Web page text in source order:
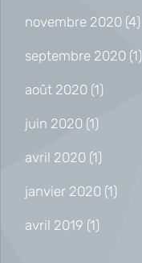
novembre 2020 (4)
septembre 2020 (1)
août 2020 (1)
juin 2020 (1)
avril 2020 (1)
janvier 2020 (1)
avril 2019 (1)